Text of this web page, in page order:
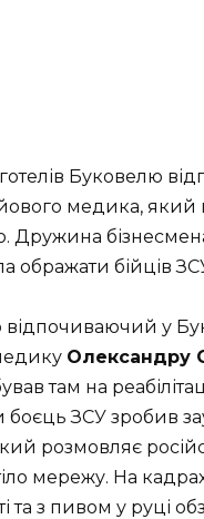
Буковелю
медика, який
Дружина
ображати бійців
у
Олександру
там на
боєць ЗСУ зробив
розмовляє
мережу. На
та з пивом у руці